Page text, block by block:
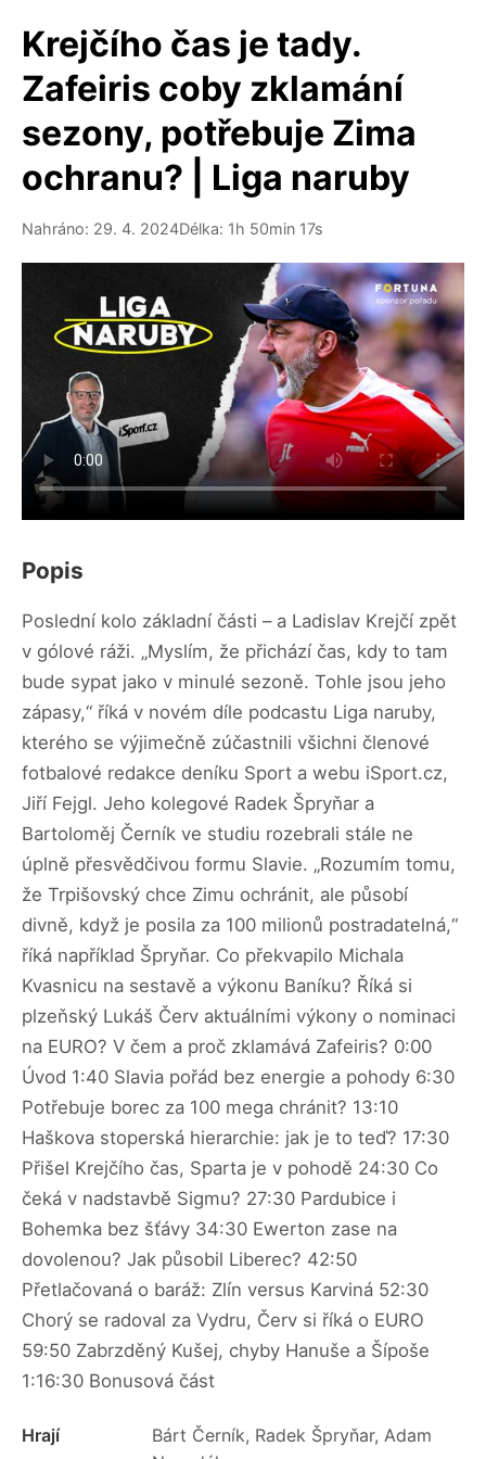
Krejčího čas je tady.
Zafeiris coby zklamání
sezony, potřebuje Zima
ochranu? | Liga naruby
Nahráno: 29. 4. 2024Délka: 1h 50min 17s
Popis
Poslední kolo základní části – a Ladislav Krejčí zpět
v gólové ráži. „Myslím, že přichází čas, kdy to tam
bude sypat jako v minulé sezoně. Tohle jsou jeho
zápasy,“ říká v novém díle podcastu Liga naruby,
kterého se výjimečně zúčastnili všichni členové
fotbalové redakce deníku Sport a webu iSport.cz,
Jiří Fejgl. Jeho kolegové Radek Špryňar a
Bartoloměj Černík ve studiu rozebrali stále ne
úplně přesvědčivou formu Slavie. „Rozumím tomu,
že Trpišovský chce Zimu ochránit, ale působí
divně, když je posila za 100 milionů postradatelná,“
říká například Špryňar. Co překvapilo Michala
Kvasnicu na sestavě a výkonu Baníku? Říká si
plzeňský Lukáš Červ aktuálními výkony o nominaci
na EURO? V čem a proč zklamává Zafeiris? 0:00
Úvod 1:40 Slavia pořád bez energie a pohody 6:30
Potřebuje borec za 100 mega chránit? 13:10
Haškova stoperská hierarchie: jak je to teď? 17:30
Přišel Krejčího čas, Sparta je v pohodě 24:30 Co
čeká v nadstavbě Sigmu? 27:30 Pardubice i
Bohemka bez šťávy 34:30 Ewerton zase na
dovolenou? Jak působil Liberec? 42:50
Přetlačovaná o baráž: Zlín versus Karviná 52:30
Chorý se radoval za Vydru, Červ si říká o EURO
59:50 Zabrzděný Kušej, chyby Hanuše a Šípoše
1:16:30 Bonusová část
Hrají
Bárt Černík, Radek Špryňar, Adam